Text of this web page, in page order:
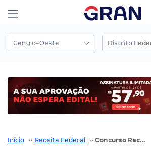
Início ›› Receita Federal ›› Concurso Receita Federal: MGI aguarda SOF para autorizar 100 vagas!